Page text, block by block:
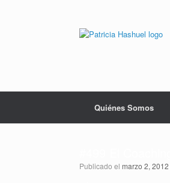
Quiénes Somos
Publicado el marzo 2, 2012